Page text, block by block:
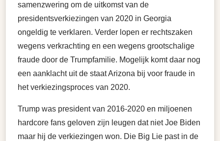
samenzwering om de uitkomst van de
presidentsverkiezingen van 2020 in Georgia
ongeldig te verklaren. Verder lopen er rechtszaken
wegens verkrachting en een wegens grootschalige
fraude door de Trumpfamilie. Mogelijk komt daar nog
een aanklacht uit de staat Arizona bij voor fraude in
het verkiezingsproces van 2020.
Trump was president van 2016-2020 en miljoenen
hardcore fans geloven zijn leugen dat niet Joe Biden
maar hij de verkiezingen won. Die Big Lie past in de